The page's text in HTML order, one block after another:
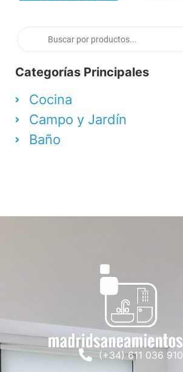
Categorías Principales
Cocina
Campo y Jardín
Baño
(+34) 611 036 910